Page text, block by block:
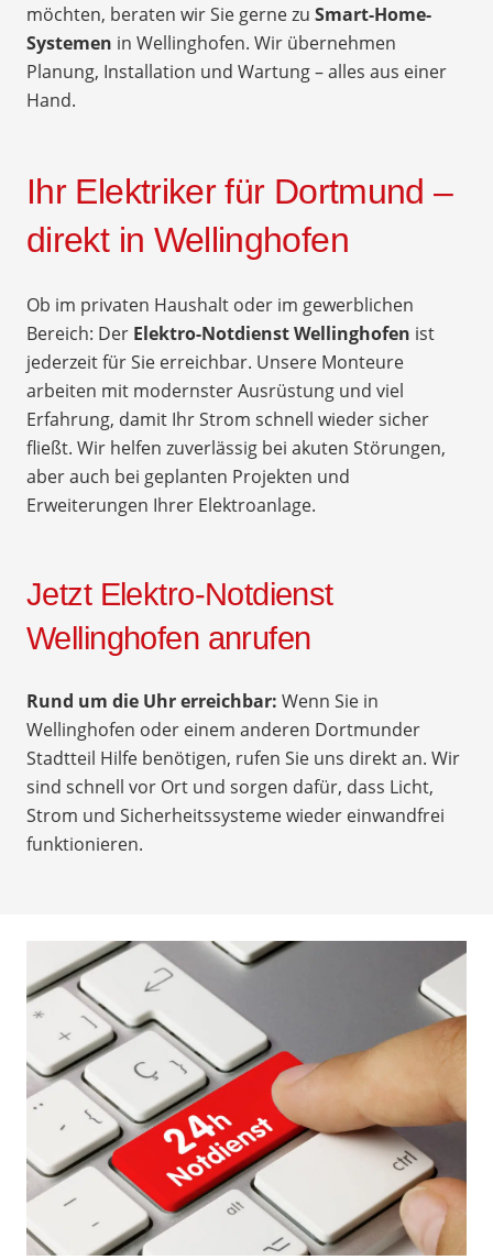
möchten, beraten wir Sie gerne zu Smart-Home-
Systemen in Wellinghofen. Wir übernehmen
Planung, Installation und Wartung – alles aus einer
Hand.
Ihr Elektriker für Dortmund –
direkt in Wellinghofen
Ob im privaten Haushalt oder im gewerblichen
Bereich: Der Elektro-Notdienst Wellinghofen ist
jederzeit für Sie erreichbar. Unsere Monteure
arbeiten mit modernster Ausrüstung und viel
Erfahrung, damit Ihr Strom schnell wieder sicher
fließt. Wir helfen zuverlässig bei akuten Störungen,
aber auch bei geplanten Projekten und
Erweiterungen Ihrer Elektroanlage.
Jetzt Elektro-Notdienst
Wellinghofen anrufen
Rund um die Uhr erreichbar: Wenn Sie in
Wellinghofen oder einem anderen Dortmunder
Stadtteil Hilfe benötigen, rufen Sie uns direkt an. Wir
sind schnell vor Ort und sorgen dafür, dass Licht,
Strom und Sicherheitssysteme wieder einwandfrei
funktionieren.